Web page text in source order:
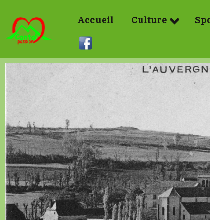
Accueil Culture